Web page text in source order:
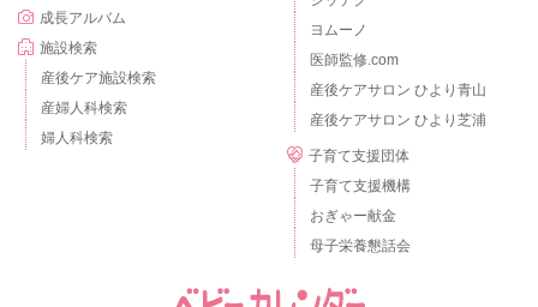
成長アルバム
施設検索
産後ケア施設検索
産婦人科検索
婦人科検索
ヨムーノ
医師監修.com
産後ケアサロン ひより青山
産後ケアサロン ひより芝浦
子育て支援団体
子育て支援機構
おぎゃー献金
母子栄養懇話会